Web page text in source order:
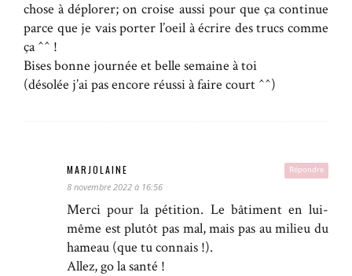
chose à déplorer; on croise aussi pour que ça continue
parce que je vais porter l’oeil à écrire des trucs comme
ça ^^ !
Bises bonne journée et belle semaine à toi
(désolée j’ai pas encore réussi à faire court ^^)
Répondre
MARJOLAINE
8 novembre 2022 à 16:56
Merci pour la pétition. Le bâtiment en lui-
même est plutôt pas mal, mais pas au milieu du
hameau (que tu connais !).
Allez, go la santé !